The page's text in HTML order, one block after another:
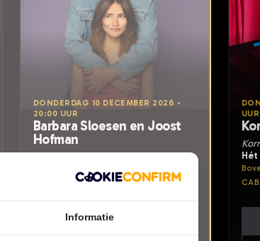
DONDERDAG 10 DECEMBER 2026 •
20:00 UUR
Barbara Sloesen en Joost
Hofman
Bovenkarspel
Tickets
UUR
Informatie